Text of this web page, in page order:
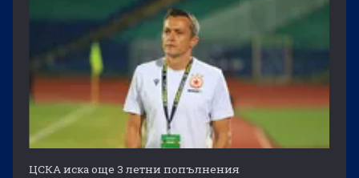
ЦСКА иска още 3 летни попълнения